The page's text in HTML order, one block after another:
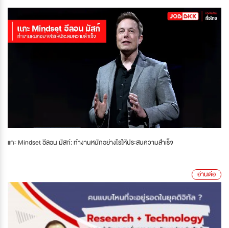
แกะ Mindset อีลอน มัสก์: ทำงานหนักอย่างไรให้ประสบความสำเร็จ
อ่านต่อ